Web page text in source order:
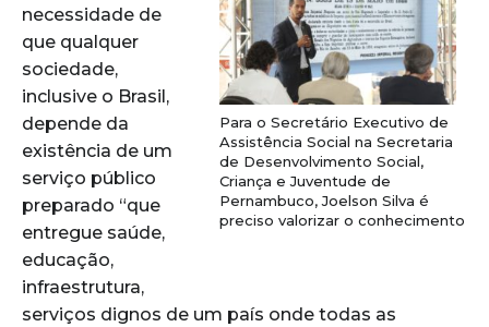
Para o Secretário Executivo de
Assistência Social na Secretaria
de Desenvolvimento Social,
Criança e Juventude de
Pernambuco, Joelson Silva é
preciso valorizar o conhecimento
necessidade de
que qualquer
sociedade,
inclusive o Brasil,
depende da
existência de um
serviço público
preparado “que
entregue saúde,
educação,
infraestrutura,
serviços dignos de um país onde todas as